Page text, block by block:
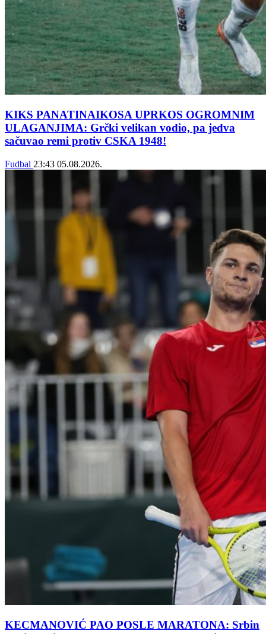
KIKS PANATINAIKOSA UPRKOS OGROMNIM
ULAGANJIMA: Grčki velikan vodio, pa jedva
sačuvao remi protiv CSKA 1948!
Fudbal 23:43 05.08.2026.
KECMANOVIĆ PAO POSLE MARATONA: Srbin